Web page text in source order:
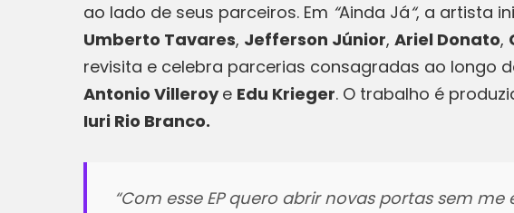
ao lado de seus parceiros. Em “Ainda Já“, a artista
Umberto Tavares, Jefferson Júnior, Ariel Donato,
revisita e celebra parcerias consagradas ao longo
Antonio Villeroye Edu Krieger. O trabalho é
Iuri Rio Branco.
“Com esse EP quero abrir novas portas sem